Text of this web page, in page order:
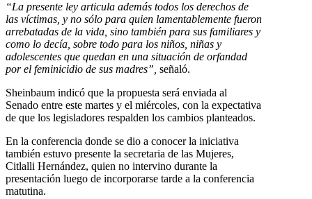
“La presente ley articula además todos los derechos de
las víctimas, y no sólo para quien lamentablemente fueron
arrebatadas de la vida, sino también para sus familiares y
como lo decía, sobre todo para los niños, niñas y
adolescentes que quedan en una situación de orfandad
por el feminicidio de sus madres”, señaló.
Sheinbaum indicó que la propuesta será enviada al
Senado entre este martes y el miércoles, con la expectativa
de que los legisladores respalden los cambios planteados.
En la conferencia donde se dio a conocer la iniciativa
también estuvo presente la secretaria de las Mujeres,
Citlalli Hernández, quien no intervino durante la
presentación luego de incorporarse tarde a la conferencia
matutina.